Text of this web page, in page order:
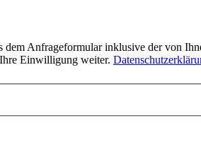
Anfrageformular inklusive der von
Einwilligung weiter.